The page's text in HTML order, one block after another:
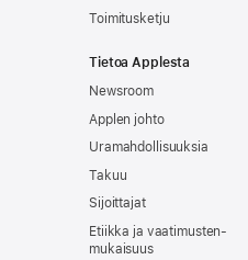
Toimitusketju
Tietoa Applesta
Newsroom
Applen johto
Uramahdollisuuksia
Takuu
Sijoittajat
Etiikka ja vaatimusten­
mukaisuus